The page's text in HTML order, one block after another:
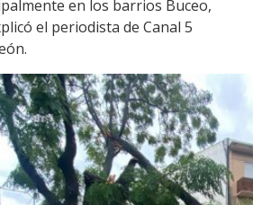
en los barrios Buceo,
el periodista de Canal 5